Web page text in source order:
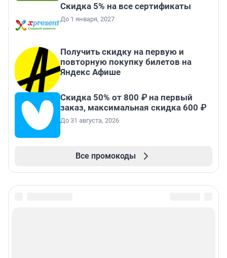
Скидка 5% на все сертификаты
До 1 января, 2027
Получить скидку на первую и
повторную покупку билетов на
Яндекс Афише
Скидка 50% от 800 ₽ на первый
заказ, максимальная скидка 600 ₽
До 31 августа, 2026
Все промокоды